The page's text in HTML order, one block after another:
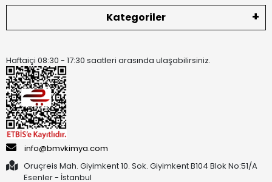
Kategoriler
Haftaiçi 08:30 - 17:30 saatleri arasında ulaşabilirsiniz.
info@bmvkimya.com
Oruçreis Mah. Giyimkent 10. Sok. Giyimkent B104 Blok No:51/A
Esenler - İstanbul